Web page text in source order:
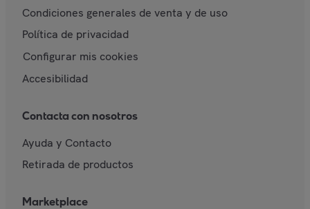
Condiciones generales de venta y de uso
Política de privacidad
Configurar mis cookies
Accesibilidad
Contacta con nosotros
Ayuda y Contacto
Retirada de productos
Marketplace